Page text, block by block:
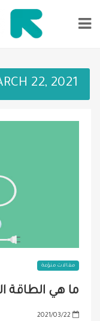
22, 2021
مقالات منوّعة
ما هي الطاقة
P
2021/03/22